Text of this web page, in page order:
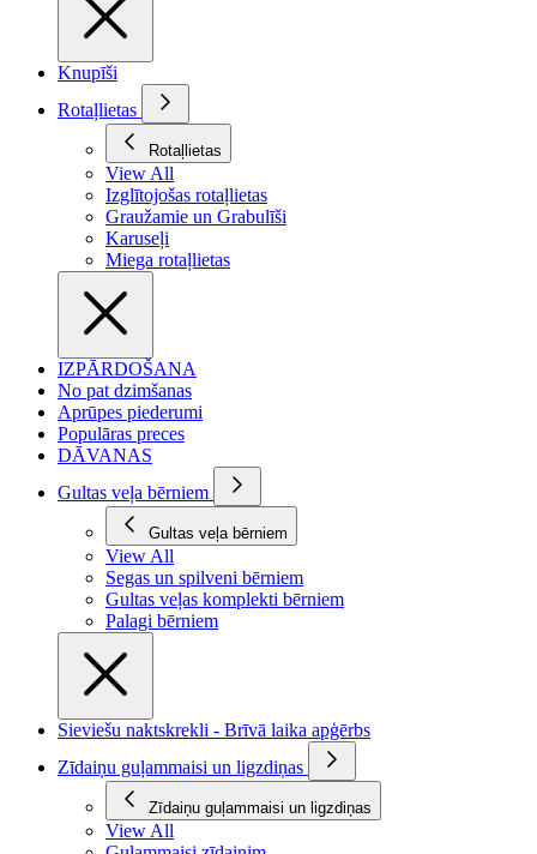
Knupīši
Rotaļlietas
Rotaļlietas
View All
Izglītojošas rotaļlietas
Graužamie un Grabulīši
Karuseļi
Miega rotaļlietas
IZPĀRDOŠANA
No pat dzimšanas
Aprūpes piederumi
Populāras preces
DĀVANAS
Gultas veļa bērniem
Gultas veļa bērniem
View All
Segas un spilveni bērniem
Gultas veļas komplekti bērniem
Palagi bērniem
Sieviešu naktskrekli - Brīvā laika apģērbs
Zīdaiņu guļammaisi un ligzdiņas
Zīdaiņu guļammaisi un ligzdiņas
View All